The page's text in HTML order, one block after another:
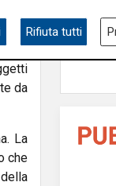
gli
e i
da
La
che
poi
Rifiuta tutti